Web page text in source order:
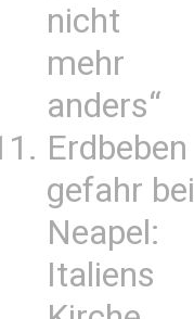
nicht
mehr
anders“
Erdbeben
gefahr bei
Neapel:
Italiens